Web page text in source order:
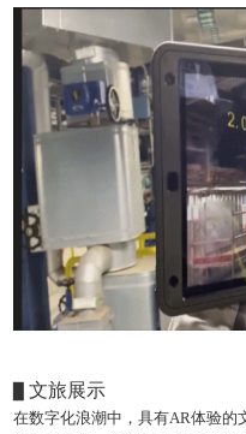
文旅展示
在数字化浪潮中，具有AR体验的